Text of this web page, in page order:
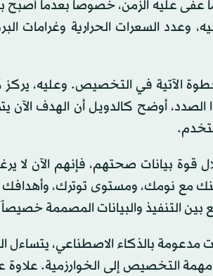
عفى عليه الزمن، خصوصاً بعدما
وعدد السعرات الحرارية وغرامات
الآتية في التخصيص. وعليه، يركز
أوضح كالدويل أن الهدف الآن
بيانات صحتهم، فإنهم الآن لا
مع نومك، ومستوى توترك،
التنفيذ والبيانات المصممة
التخصيص إلى الخوارزمية. علاوة